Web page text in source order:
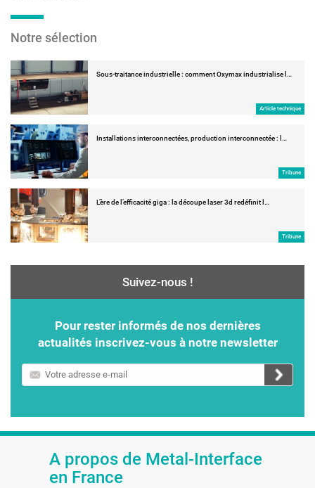
Notre sélection
Sous-traitance industrielle : comment Oxymax industrialise l…
Article technique
Installations interconnectées, production interconnectée : l…
Tribune
L’ère de l’efficacité giga : la découpe laser 3d redéfinit l…
Tribune
Suivez-nous !
Pour rester informés de nos dernières
actualités inscrivez-vous à notre newsletter
Votre
adresse
A propos de Metal-Interface
en France